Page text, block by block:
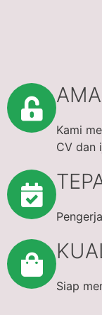
Kami
CV dan
Siap